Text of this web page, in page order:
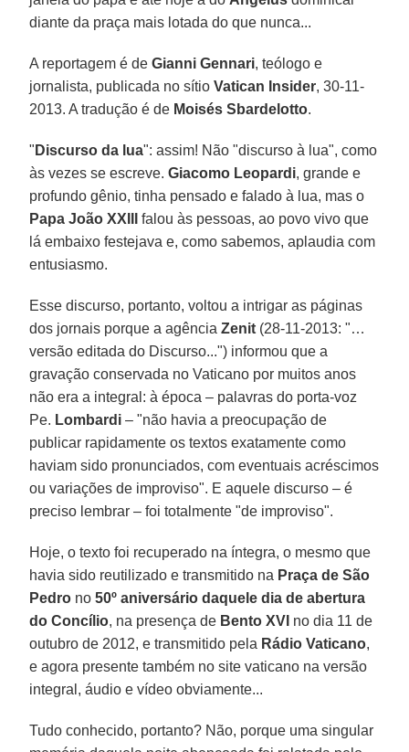
diante da praça mais lotada do que nunca...
A reportagem é deGianni Gennari, teólogo e
jornalista, publicada no sítioVatican Insider, 30-11-
2013. A tradução é de Moisés Sbardelotto.
" Discurso da lua": assim! Não "discurso à lua", como
às vezes se escreve.Giacomo Leopardi, grande e
profundo gênio, tinha pensado e falado à lua, mas o
Papa João XXIII
falou às pessoas, ao povo vivo que
lá embaixo festejava e, como sabemos, aplaudia com
entusiasmo.
Esse discurso, portanto, voltou a intrigar as páginas
dos jornais porque a agênciaZenit (28-11-2013: "…
versão editada do Discurso...") informou que a
gravação conservada no Vaticano por muitos anos
não era a integral: à época – palavras do porta-voz
Pe. Lombardi – "não havia a preocupação de
publicar rapidamente os textos exatamente como
haviam sido pronunciados, com eventuais acréscimos
ou variações de improviso". E aquele discurso – é
preciso lembrar – foi totalmente "de improviso".
Hoje, o texto foi recuperado na íntegra, o mesmo que
havia sido reutilizado e transmitido na Praça de São
Pedro no50º aniversário daquele dia de abertura
do Concílio, na presença de Bento XVI no dia 11 de
outubro de 2012, e transmitido pela Rádio Vaticano,
e agora presente também no site vaticano na versão
integral, áudio e vídeo obviamente...
Tudo conhecido, portanto? Não, porque uma singular